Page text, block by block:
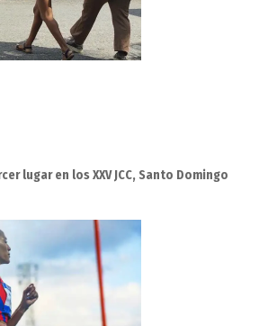
lugar en los XXV JCC, Santo Domingo